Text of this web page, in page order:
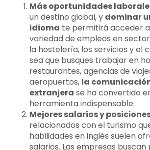
Más oportunidades
un destino global, y dominar
idioma te permitirá acceder
variedad de empleos en
la hostelería, los servicios y el
sea que busques trabajar en
restaurantes, agencias de
aeropuertos, la
extranjera se ha convertido
herramienta indispensable.
Mejores salarios y
relacionados con el turismo
habilidades en inglés suelen
salarios. Las empresas buscan